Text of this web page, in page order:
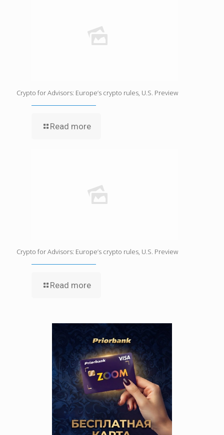
Crypto for Advisors: Europe’s crypto rules, U.S. Preview
Read more
Crypto for Advisors: Europe’s crypto rules, U.S. Preview
Read more